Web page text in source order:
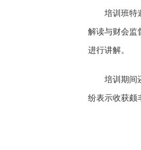
培训班特
解读与财会监
进行讲解。
培训期间
纷表示收获颇